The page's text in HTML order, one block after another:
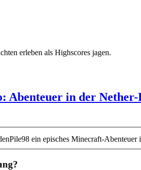
erleben als Highscores jagen.
in der Nether-
ein episches Minecraft-